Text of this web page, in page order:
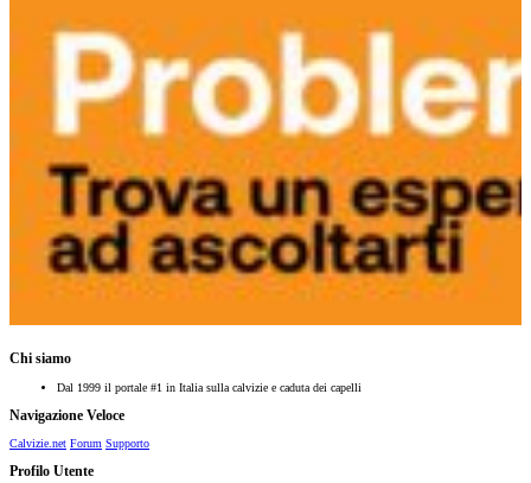
Chi siamo
Dal 1999 il portale #1 in Italia sulla calvizie e caduta dei capelli
Navigazione Veloce
Calvizie.net Forum Supporto
Profilo Utente